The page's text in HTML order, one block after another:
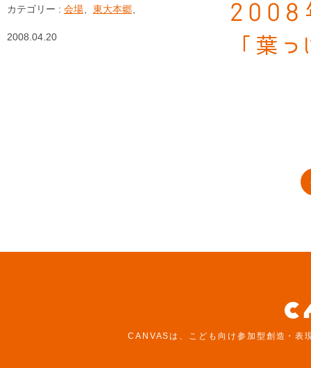
2008
「葉
カテゴリー : 会場 東大本郷
2008.04.20
CANVASは、こども向け参加型創造・表